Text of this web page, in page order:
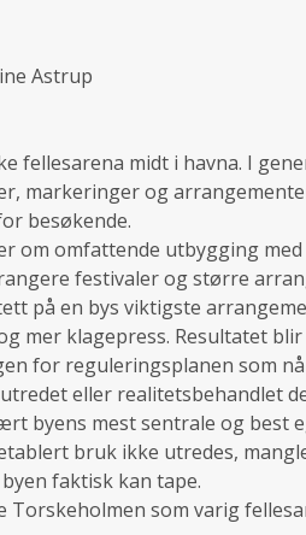
Astrup
fellesarena midt i havna. I
markeringer og
besøkende.
om omfattende utbygging
festivaler og større
på en bys viktigste
mer klagepress. Resultatet
for reguleringsplanen som
eller realitetsbehandlet
byens mest sentrale og best
bruk ikke utredes,
faktisk kan tape.
som varig